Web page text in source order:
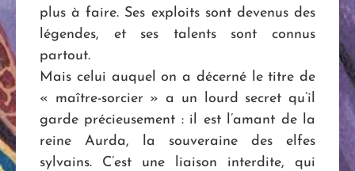
plus à faire. Ses exploits sont devenus des
légendes, et ses talents sont connus
partout.
Mais celui auquel on a décerné le titre de
« maître-sorcier » a un lourd secret qu’il
garde précieusement : il est l’amant de la
reine Aurda, la souveraine des elfes
sylvains. C’est une liaison interdite, qui